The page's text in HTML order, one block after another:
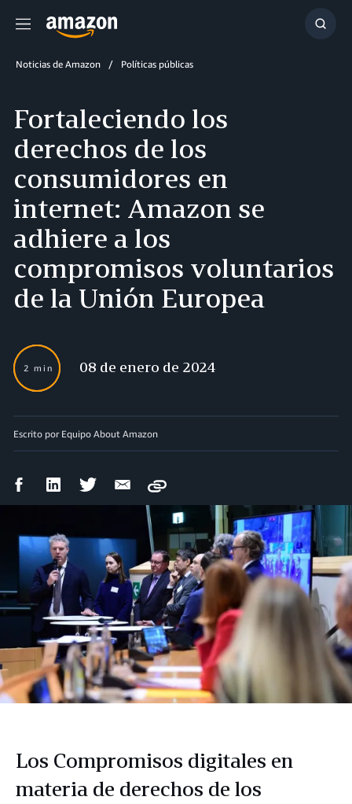
Menú
Noticias de Amazon Políticas públicas
Fortaleciendo los
derechos de los
consumidores en
internet: Amazon se
adhiere a los
compromisos voluntarios
de la Unión Europea
2 min 08 de enero de 2024
Escrito por Equipo About Amazon
CompartirCompartirCompartirCompartir
correo
electrónico
Copy
Los Compromisos digitales en
materia de derechos de los